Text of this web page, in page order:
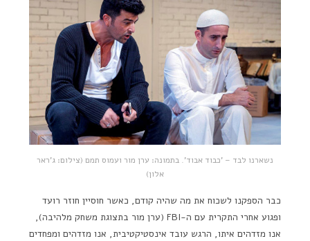
נשארנו לבד – 'כבוד אבוד'. בתמונה: ערן מור ועמוס תמם (צילום: ג'ראר
אלון)
כבר הספקנו לשכוח את מה שהיה קודם, כאשר חוסיין חוזר רועד
ופגוע אחרי התקרית עם ה-FBI (ערן מור בתצוגת משחק מלהיבה),
אנו מזדהים איתו, הרגש עובד אינסטיקטיבית, אנו מזדהים ומפחדים